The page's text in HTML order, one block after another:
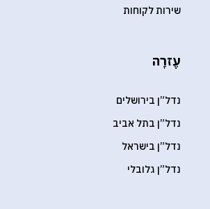
שירות לקוחות
עֶזרָה
נדל”ן בירושלים
נדל”ן בתל אביב
נדל”ן בישראל
נדל”ן גלובלי